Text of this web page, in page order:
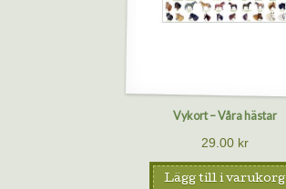
Vykort – Våra hästar
29.00 kr
Lägg till i varukorg